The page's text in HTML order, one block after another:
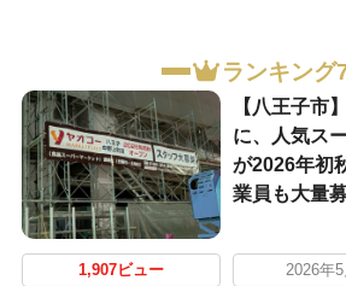
ランキング
【八王子市
に、人気ス
が2026年初
業員も大量
1,907ビュー 2026年